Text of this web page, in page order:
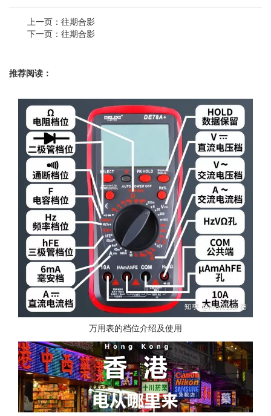
上一页：往期合影
下一页：往期合影
推荐阅读：
万用表的档位介绍及使用